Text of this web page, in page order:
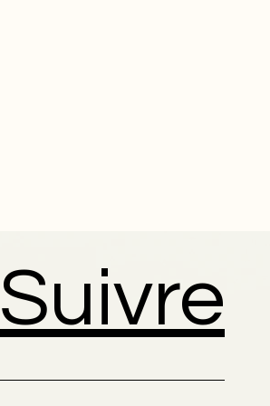
Suivre